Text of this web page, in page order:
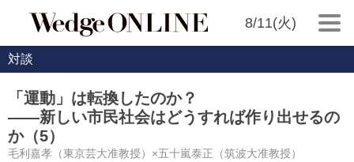
8/11(火)
対談
「運動」は転換したのか？
――新しい市民社会はどうすれば作り出せるの
か（5）
毛利嘉孝（東京芸大准教授）×五十嵐泰正（筑波大准教授）